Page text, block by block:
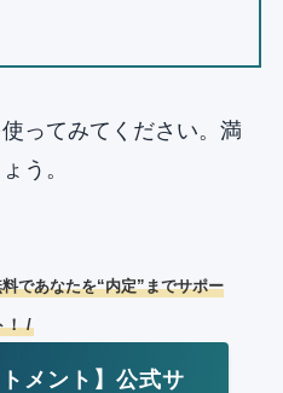
ってみてください。満
う。
であなたを“内定”までサポー
！ /
メント】公式サ